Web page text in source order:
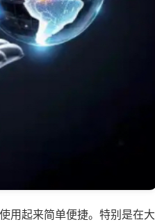
用起来简单便捷。特别是在大